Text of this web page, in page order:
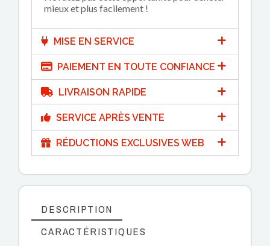
mieux et plus facilement !
MISE EN SERVICE
PAIEMENT EN TOUTE CONFIANCE
LIVRAISON RAPIDE
SERVICE APRÈS VENTE
RÉDUCTIONS EXCLUSIVES WEB
DESCRIPTION
CARACTÉRISTIQUES